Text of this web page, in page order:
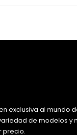
exclusiva al mundo
de modelos y
precio.